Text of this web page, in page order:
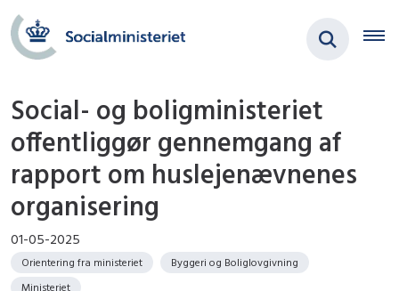
Social- og boligministeriet
offentliggør gennemgang af
rapport om huslejenævnenes
organisering
01-05-2025
Orientering fra ministeriet
Byggeri og Boliglovgivning
Ministeriet